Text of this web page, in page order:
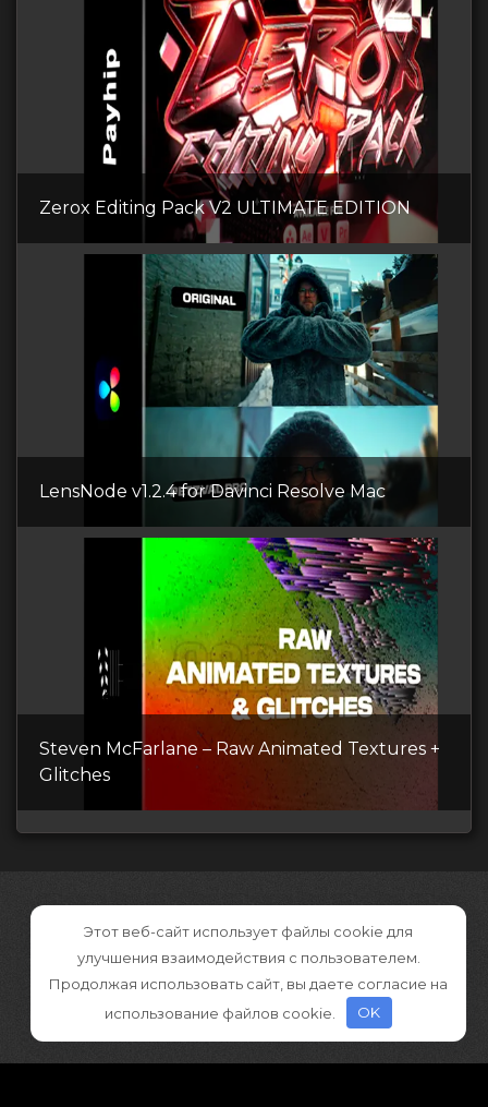
Zerox Editing Pack V2 ULTIMATE EDITION
LensNode v1.2.4 for Davinci Resolve Mac
Steven McFarlane – Raw Animated Textures +
Glitches
Этот веб-сайт использует файлы cookie для
улучшения взаимодействия с пользователем.
Продолжая использовать сайт, вы даете согласие на
использование файлов cookie.
OK